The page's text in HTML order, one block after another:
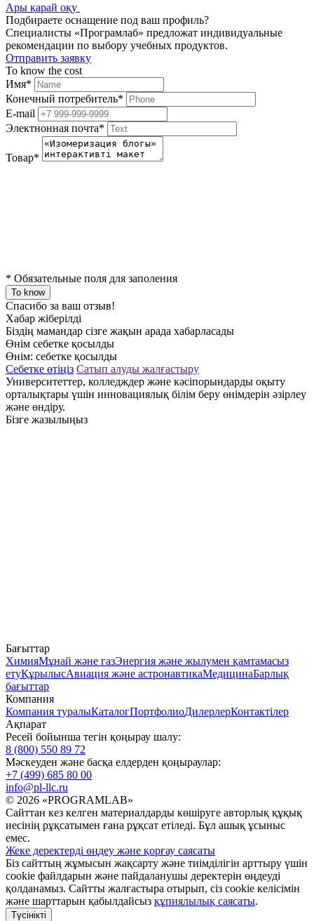
Ары қарай оқу
Подбираете оснащение под ваш профиль?
Специалисты «Програмлаб» предложат индивидуальные
рекомендации по выбору учебных продуктов.
Отправить заявку
To know the cost
Имя*
Конечный потребитель*
E-mail
Электнонная почта*
Товар*
* Обязательные поля для заполения
To know
Спасибо за ваш отзыв!
Хабар жіберілді
Біздің мамандар сізге жақын арада хабарласады
Өнім себетке қосылды
Өнім: себетке қосылды
Себетке өтіңіз Сатып алуды жалғастыру
Университеттер, колледждер және кәсіпорындарды оқыту
орталықтары үшін инновациялық білім беру өнімдерін әзірлеу
және өндіру.
Бізге жазылыңыз
Бағыттар
ХимияМұнай және газЭнергия және жылумен қамтамасыз
етуҚұрылысАвиация және астронавтикаМедицинаБарлық
бағыттар
Компания
Компания туралыКаталогПортфолиоДилерлерКонтактілер
Ақпарат
Ресей бойынша тегін қоңырау шалу:
8 (800) 550 89 72
Мәскеуден және басқа елдерден қоңыраулар:
+7 (499) 685 80 00
info@pl-llc.ru
© 2026 «PROGRAMLAB»
Сайттан кез келген материалдарды көшіруге авторлық құқық
иесінің рұқсатымен ғана рұқсат етіледі. Бұл ашық ұсыныс
емес.
Жеке деректерді өңдеу және қорғау саясаты
Біз сайттың жұмысын жақсарту және тиімділігін арттыру үшін
cookie файлдарын және пайдаланушы деректерін өңдеуді
қолданамыз. Сайтты жалғастыра отырып, сіз cookie келісімін
және шарттарын қабылдайсыз құпиялылық саясаты.
Түсінікті